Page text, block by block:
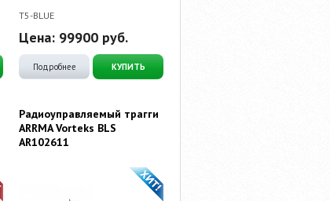
T5-BLUE
Цена: 99900руб.
Подробнее КУПИТЬ
Радиоуправляемый трагги
ARRMA Vorteks BLS
AR102611